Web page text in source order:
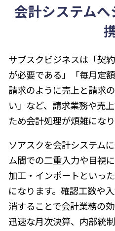
会計システム
サブスクビジネスは「契
が必要である」「毎月定
請求のように売上と請求
い」など、請求業務や売
ため会計処理が煩雑になり
ソアスクを会計システム
ム間での二重入力や目視
加工・インポートといっ
になります。確認工数や
消することで会計業務の
迅速な月次決算、内部統